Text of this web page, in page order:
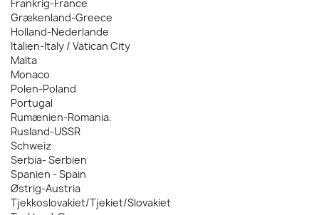
Frankrig-France
Grækenland-Greece
Holland-Nederlande
Italien-Italy / Vatican City
Malta
Monaco
Polen-Poland
Portugal
Rumænien-Romania.
Rusland-USSR
Schweiz
Serbia- Serbien
Spanien - Spain
Østrig-Austria
Tjekkoslovakiet/Tjekiet/Slovakiet